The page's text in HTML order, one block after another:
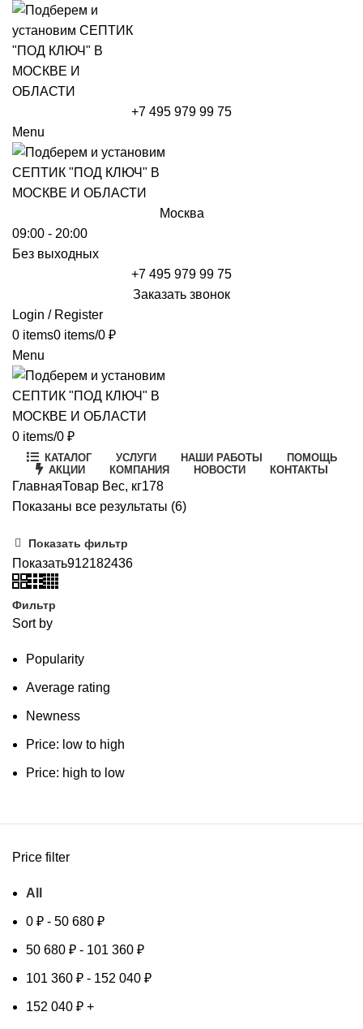
+7 495 979 99 75
Menu
Москва
09:00 - 20:00
Без выходных
+7 495 979 99 75
Заказать звонок
Login / Register
0 items0 items/0 ₽
Menu
0 items/0 ₽
КАТАЛОГ УСЛУГИ НАШИ РАБОТЫ
ПОМОЩЬ
АКЦИИ
КОМПАНИЯ НОВОСТИ КОНТАКТЫ
ГлавнаяТовар Вес, кг178
Показаны все результаты (6)Цены:
Показать фильтр
Показать912182436
Фильтр
Sort by
Popularity
Average rating
Newness
Price: low to high
Price: high to low
Price filter
All
0 ₽ - 50 680 ₽
50 680 ₽ - 101 360 ₽
101 360 ₽ - 152 040 ₽
152 040 ₽ +